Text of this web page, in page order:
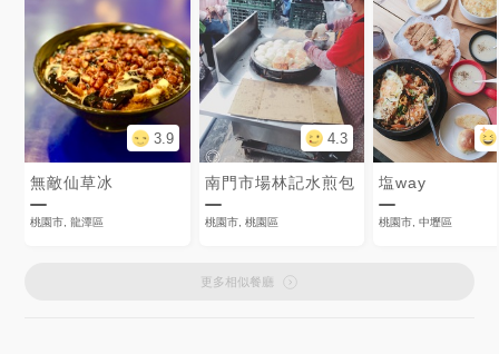
3.9
無敵仙草冰
桃園市, 龍潭區
4.3
南門市場林記水煎包
桃園市, 桃園區
塩way
桃園市, 中壢區
更多相似餐廳